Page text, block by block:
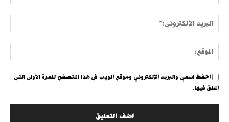
احفظ اسمي والبريد الإلكتروني وموقع الويب في هذا المتصفح للمرة الأولى التي
أعلق فيها.